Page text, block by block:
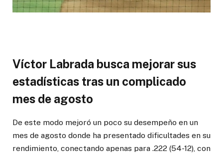
Víctor Labrada busca mejorar sus
estadísticas tras un complicado
mes de agosto
De este modo mejoró un poco su desempeño en un
mes de agosto donde ha presentado dificultades en su
rendimiento, conectando apenas para .222 (54-12), con